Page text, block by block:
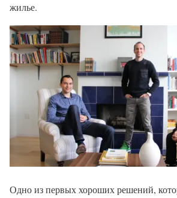
жилье.
Одно из первых хороших решений,